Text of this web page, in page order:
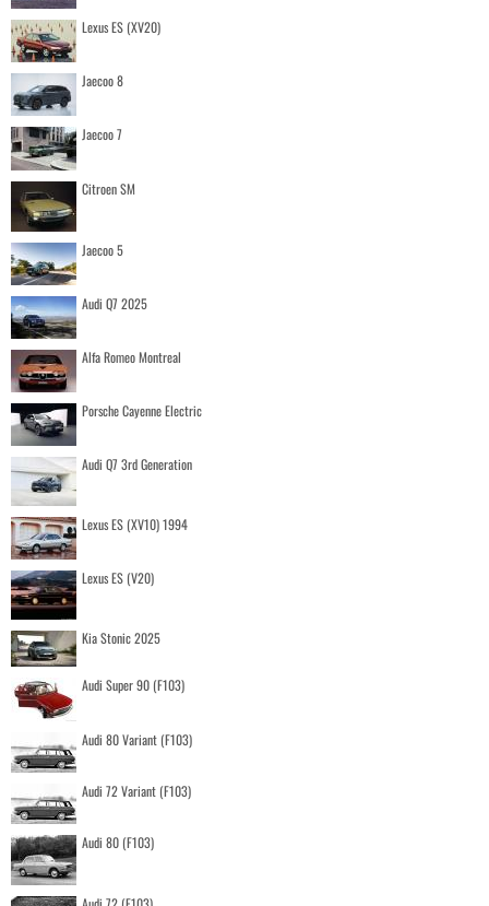
Lexus ES (XV20)
Jaecoo 8
Jaecoo 7
Citroen SM
Jaecoo 5
Audi Q7 2025
Alfa Romeo Montreal
Porsche Cayenne Electric
Audi Q7 3rd Generation
Lexus ES (XV10) 1994
Lexus ES (V20)
Kia Stonic 2025
Audi Super 90 (F103)
Audi 80 Variant (F103)
Audi 72 Variant (F103)
Audi 80 (F103)